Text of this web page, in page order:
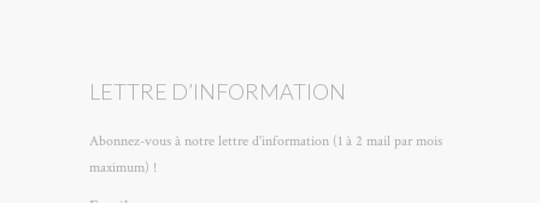
LETTRE D’INFORMATION
Abonnez-vous à notre lettre d'information (1 à 2 mail par mois
maximum) !